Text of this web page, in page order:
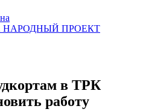
НАРОДНЫЙ ПРОЕКТ
в ТРК
работу